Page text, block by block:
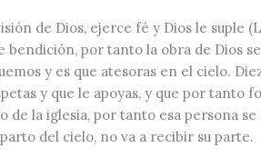
de Dios, ejerce fé y Dios le suple
por tanto la obra de Dios se
y es que atesoras en el cielo.
y que le apoyas, y que por tanto
la iglesia, por tanto esa persona se
del cielo, no va a recibir su parte.